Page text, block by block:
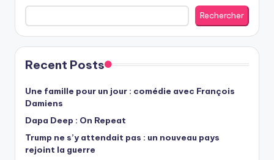
Rechercher
Recent Posts
Une famille pour un jour : comédie avec François
Damiens
Dapa Deep : On Repeat
Trump ne s’y attendait pas : un nouveau pays
rejoint la guerre